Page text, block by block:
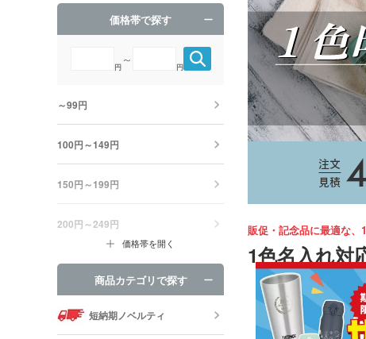
販促・記念品に最適な、
1色名入れ対
価格帯で探す
円
～
円
～99円
100円～149円
150円～199円
200円～249円
価格帯を開く
商品カテゴリで探す
短納期ノベルティ